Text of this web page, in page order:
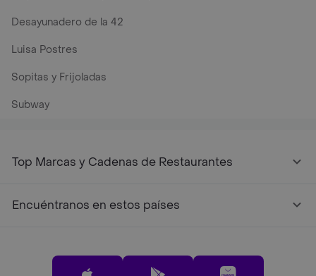
Desayunadero de la 42
Luisa Postres
Sopitas y Frijoladas
Subway
Top Marcas y Cadenas de Restaurantes
Encuéntranos en estos países